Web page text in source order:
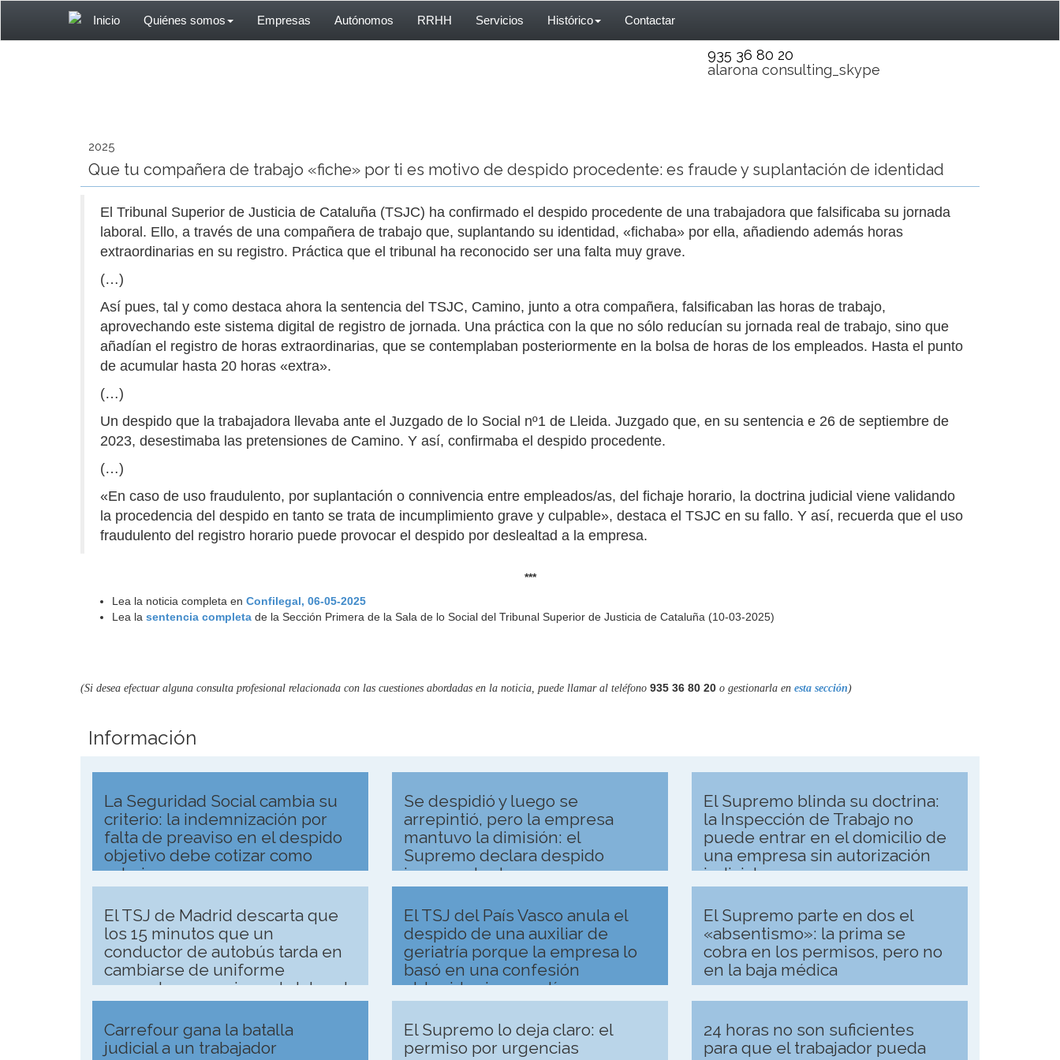
Inicio Quiénes somos Empresas Autónomos RRHH Servicios Histórico Contactar
935 36 80 20
alarona consulting_skype
2025
Que tu compañera de trabajo «fiche» por ti es motivo de despido procedente: es fraude y suplantación de identidad
El Tribunal Superior de Justicia de Cataluña (TSJC) ha confirmado el despido procedente de una trabajadora que falsificaba su jornada
laboral. Ello, a través de una compañera de trabajo que, suplantando su identidad, «fichaba» por ella, añadiendo además horas
extraordinarias en su registro. Práctica que el tribunal ha reconocido ser una falta muy grave.
(…)
Así pues, tal y como destaca ahora la sentencia del TSJC, Camino, junto a otra compañera, falsificaban las horas de trabajo,
aprovechando este sistema digital de registro de jornada. Una práctica con la que no sólo reducían su jornada real de trabajo, sino que
añadían el registro de horas extraordinarias, que se contemplaban posteriormente en la bolsa de horas de los empleados. Hasta el punto
de acumular hasta 20 horas «extra».
(…)
Un despido que la trabajadora llevaba ante el Juzgado de lo Social nº1 de Lleida. Juzgado que, en su sentencia e 26 de septiembre de
2023, desestimaba las pretensiones de Camino. Y así, confirmaba el despido procedente.
(…)
«En caso de uso fraudulento, por suplantación o connivencia entre empleados/as, del fichaje horario, la doctrina judicial viene validando
la procedencia del despido en tanto se trata de incumplimiento grave y culpable», destaca el TSJC en su fallo. Y así, recuerda que el uso
fraudulento del registro horario puede provocar el despido por deslealtad a la empresa.
***
Lea la noticia completa en Confilegal, 06-05-2025
Lea la sentencia completa de la Sección Primera de la Sala de lo Social del Tribunal Superior de Justicia de Cataluña (10-03-2025)
(Si desea efectuar alguna consulta profesional relacionada con las cuestiones abordadas en la noticia, puede llamar al teléfono 935 36 80 20 o gestionarla en esta sección)
Información
La Seguridad Social cambia su
criterio: la indemnización por
falta de preaviso en el despido
objetivo debe cotizar como
salario
Se despidió y luego se
arrepintió, pero la empresa
mantuvo la dimisión: el
Supremo declara despido
improcedente
El Supremo blinda su doctrina:
la Inspección de Trabajo no
puede entrar en el domicilio de
una empresa sin autorización
judicial
El TSJ de Madrid descarta que
los 15 minutos que un
conductor de autobús tarda en
cambiarse de uniforme
computen como jornada laboral
El TSJ del País Vasco anula el
despido de una auxiliar de
geriatría porque la empresa lo
basó en una confesión
obtenida sin garantías
El Supremo parte en dos el
«absentismo»: la prima se
cobra en los permisos, pero no
en la baja médica
Carrefour gana la batalla
judicial a un trabajador
El Supremo lo deja claro: el
permiso por urgencias
24 horas no son suficientes
para que el trabajador pueda